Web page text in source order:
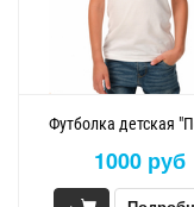
Футболка детская
1000 руб